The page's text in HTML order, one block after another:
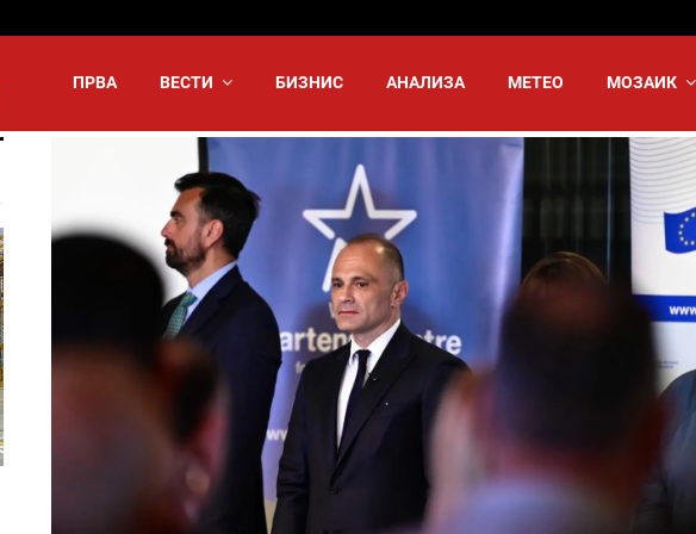
ПРВА ВЕСТИ БИЗНИС АНАЛИЗА МЕТЕО МОЗАИК